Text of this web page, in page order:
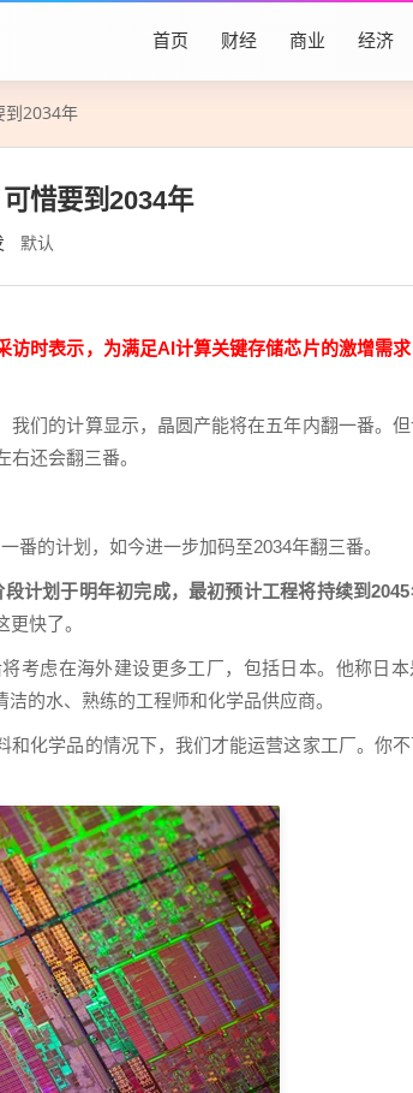
首页 财经 商业 经济
到2034年
惜要到2034年
默认
访时表示，为满足AI计算关键存储芯片的激增需
们的计算显示，晶圆产能将在五年内翻一番。但
还会翻三番。
番的计划，如今进一步加码至2034年翻三番。
计划于明年初完成，最初预计工程将持续到
更快了。
考虑在海外建设更多工厂，包括日本。他称日本
的水、熟练的工程师和化学品供应商。
化学品的情况下，我们才能运营这家工厂。你